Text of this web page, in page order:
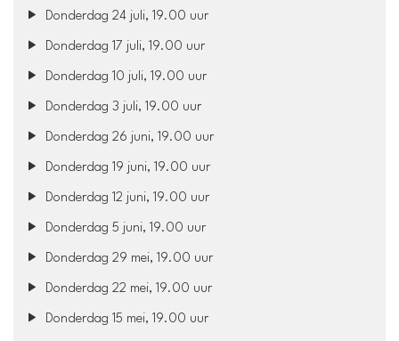
Donderdag 24 juli, 19.00 uur
Donderdag 17 juli, 19.00 uur
Donderdag 10 juli, 19.00 uur
Donderdag 3 juli, 19.00 uur
Donderdag 26 juni, 19.00 uur
Donderdag 19 juni, 19.00 uur
Donderdag 12 juni, 19.00 uur
Donderdag 5 juni, 19.00 uur
Donderdag 29 mei, 19.00 uur
Donderdag 22 mei, 19.00 uur
Donderdag 15 mei, 19.00 uur